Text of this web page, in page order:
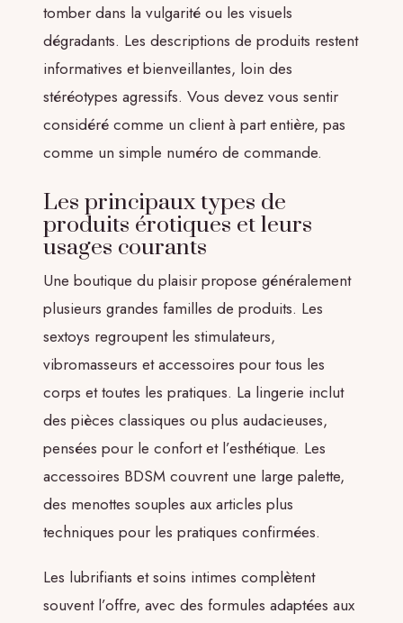
tomber dans la vulgarité ou les visuels
dégradants. Les descriptions de produits restent
informatives et bienveillantes, loin des
stéréotypes agressifs. Vous devez vous sentir
considéré comme un client à part entière, pas
comme un simple numéro de commande.
Les principaux types de
produits érotiques et leurs
usages courants
Une boutique du plaisir propose généralement
plusieurs grandes familles de produits. Les
sextoys regroupent les stimulateurs,
vibromasseurs et accessoires pour tous les
corps et toutes les pratiques. La lingerie inclut
des pièces classiques ou plus audacieuses,
pensées pour le confort et l’esthétique. Les
accessoires BDSM couvrent une large palette,
des menottes souples aux articles plus
techniques pour les pratiques confirmées.
Les lubrifiants et soins intimes complètent
souvent l’offre, avec des formules adaptées aux